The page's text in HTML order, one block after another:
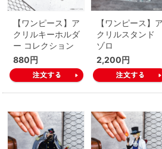
【ワンピース】ア
クリルキーホルダ
ー コレクション
880円
【ワンピース】ア
クリルスタンド
ゾロ
2,200円